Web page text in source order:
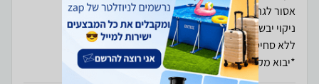
*יבוא מקביל